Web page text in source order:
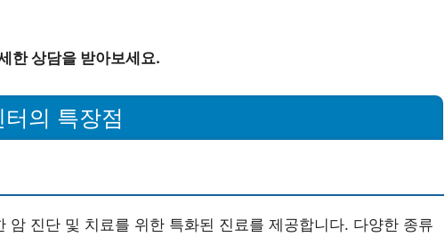
한 상담을 받아보세요.
의 특장점
암 진단 및 치료를 위한 특화된 진료를 제공합니다. 다양한 종류